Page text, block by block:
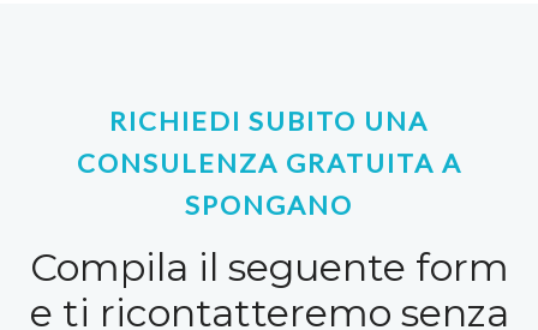
RICHIEDI SUBITO UNA
CONSULENZA GRATUITA A
SPONGANO
Compila il seguente form
e ti ricontatteremo senza